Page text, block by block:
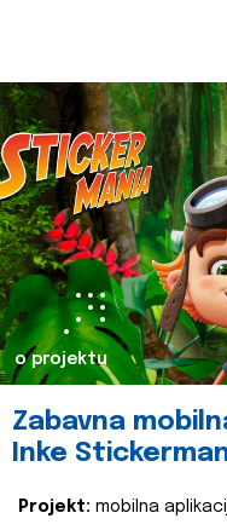
o projektu
Zabavna
Inke
Projekt: mobilna